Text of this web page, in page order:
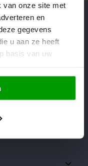
van onze site met
en
gegevens
u aan ze heeft
basis van uw